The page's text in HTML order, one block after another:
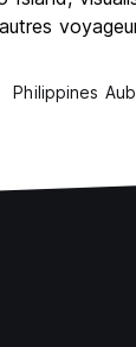
Philippines